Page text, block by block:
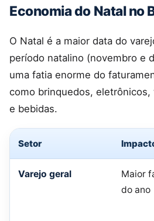
Economia do Natal no
O Natal é a maior data do
período natalino (novembro e
uma fatia enorme do
como brinquedos,
e bebidas.
Setor
Varejo geral
Maior
do ano